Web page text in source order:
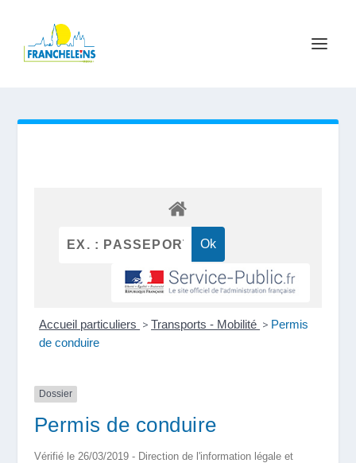
Accueil particuliers > Transports - Mobilité > Permis
de conduire
Dossier
Permis de conduire
Vérifié le 26/03/2019 - Direction de l'information légale et